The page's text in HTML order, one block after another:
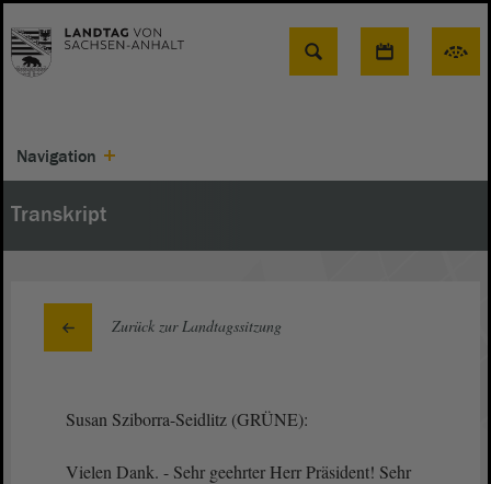
Suche
Navigation
Transkript
Zurück zur Landtagssitzung
Susan Sziborra-Seidlitz (GRÜNE):
Vielen Dank. - Sehr geehrter Herr Präsident! Sehr